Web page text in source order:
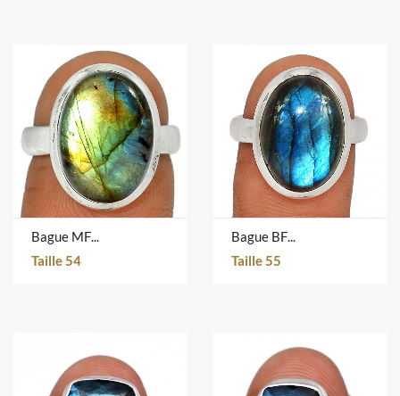
Bague MFLR883-D
Taille 54
Bague BFLR4897D
Taille 55